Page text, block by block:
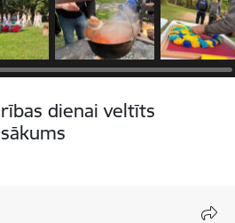
dienai veltīts